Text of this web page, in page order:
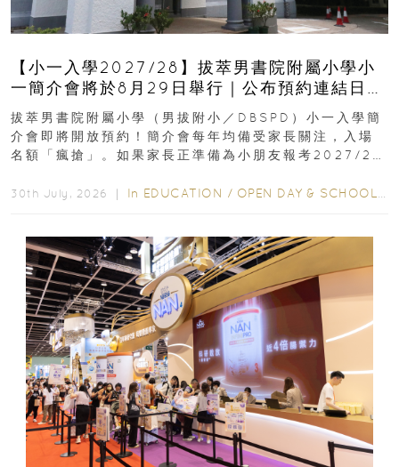
【小一入學2027/28】拔萃男書院附屬小學小
一簡介會將於8月29日舉行｜公布預約連結日期
｜更設有網上重溫
拔萃男書院附屬小學（男拔附小／DBSPD）小一入學簡
介會即將開放預約！簡介會每年均備受家長關注，入場
名額「瘋搶」。如果家長正準備為小朋友報考2027/28
30th July, 2026 ｜ In EDUCATION / OPEN DAY & SCHOOL EVENTS